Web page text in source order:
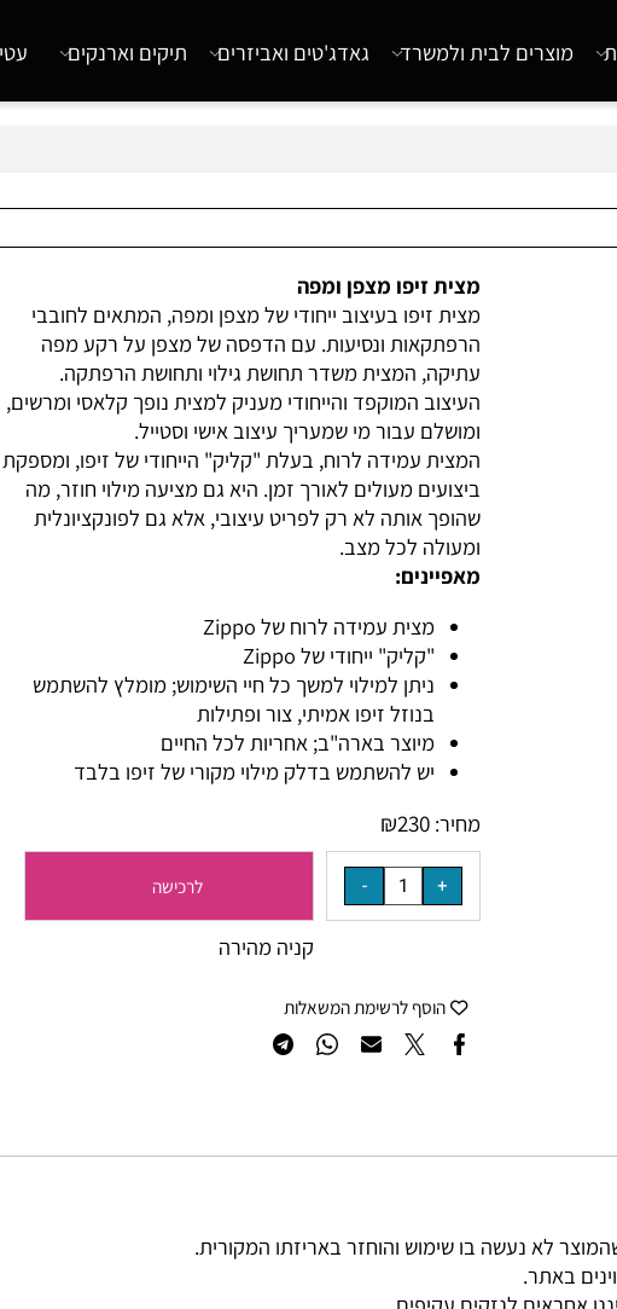
מוצרים לבית ולמשרד גאדג'טים ואביזרים תיקים וארנקים עטים
מצית זיפו מצפן ומפה
מצית זיפו בעיצוב ייחודי של מצפן ומפה, המתאים לחובבי
הרפתקאות ונסיעות. עם הדפסה של מצפן על רקע מפה
עתיקה, המצית משדר תחושת גילוי ותחושת הרפתקה.
העיצוב המוקפד והייחודי מעניק למצית נופך קלאסי ומרשים,
ומושלם עבור מי שמעריך עיצוב אישי וסטייל.
המצית עמידה לרוח, בעלת "קליק" הייחודי של זיפו, ומספקת
ביצועים מעולים לאורך זמן. היא גם מציעה מילוי חוזר, מה
שהופך אותה לא רק לפריט עיצובי, אלא גם לפונקציונלית
ומעולה לכל מצב.
מצית עמידה לרוח של Zippo
"קליק" ייחודי של Zippo
ניתן למילוי למשך כל חיי השימוש; מומלץ להשתמש
בנוזל זיפו אמיתי, צור ופתילות
מיוצר בארה"ב; אחריות לכל החיים
מחיר:
₪230
לרכישה
הוסף לרשימת המשאלות